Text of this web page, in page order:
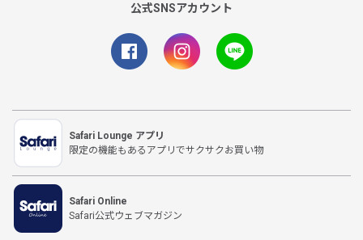
公式SNSアカウント
Safari Lounge アプリ
限定の機能もあるアプリでサクサクお買い物
Safari Online
Safari公式ウェブマガジン